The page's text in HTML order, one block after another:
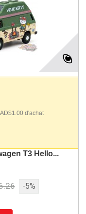
d'achat
T3 Hello...
-5%